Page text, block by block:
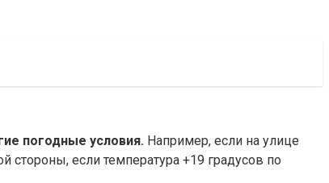
погодные условия. Например, если на улице
стороны, если температура +19 градусов по